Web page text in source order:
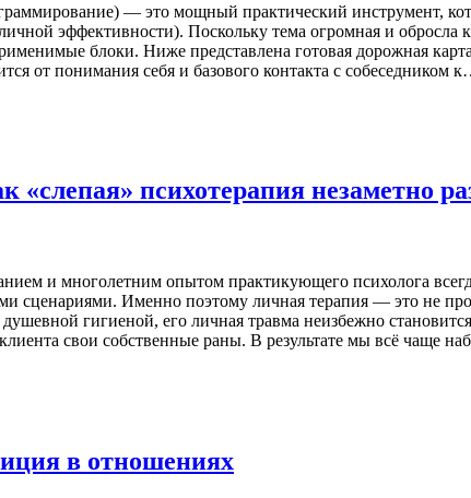
— это мощный практический инструмент,
эффективности). Поскольку тема огромная и
блоки. Ниже представлена готовая дорожная
от понимания себя и базового контакта с собеседником
психотерапия незаметно
и многолетним опытом практикующего психолога
сценариями. Именно поэтому личная терапия — это не
душевной гигиеной, его личная травма неизбежно
клиента свои собственные раны. В результате мы всё чаще
в отношениях